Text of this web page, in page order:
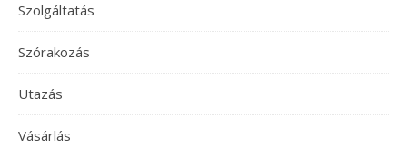
Szolgáltatás
Szórakozás
Utazás
Vásárlás